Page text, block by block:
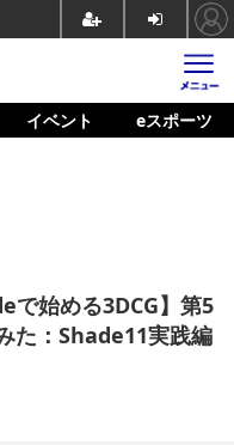
イベント eスポーツ
で始める3DCG】第5
た：Shade11実践編